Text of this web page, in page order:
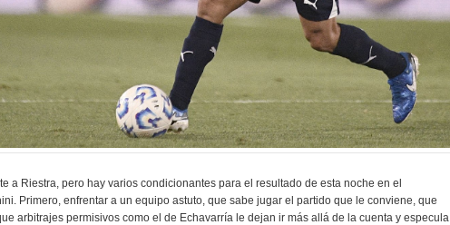
a Riestra, pero hay varios condicionantes para el resultado de esta noche en el
Primero, enfrentar a un equipo astuto, que sabe jugar el partido que le conviene, que
arbitrajes permisivos como el de Echavarría le dejan ir más allá de la cuenta y especula